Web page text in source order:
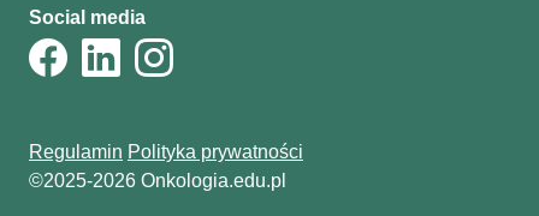
Social media
Regulamin Polityka prywatności
©2025-2026 Onkologia.edu.pl